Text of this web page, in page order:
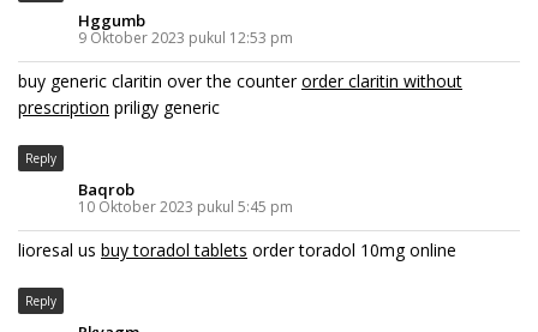
Hggumb
9 Oktober 2023 pukul 12:53 pm
buy generic claritin over the counterorder claritin without
prescription priligy generic
Reply
Baqrob
10 Oktober 2023 pukul 5:45 pm
lioresal us buy toradol tablets order toradol 10mg online
Reply